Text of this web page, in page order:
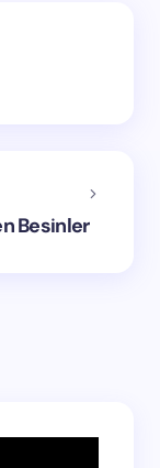
Besinler